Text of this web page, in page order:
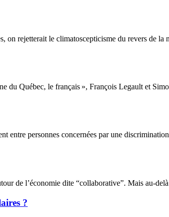
rejetterait le climatoscepticisme du revers de la
du Québec, le français », François Legault et
personnes concernées par une
de l’économie dite “collaborative”. Mais au-
?